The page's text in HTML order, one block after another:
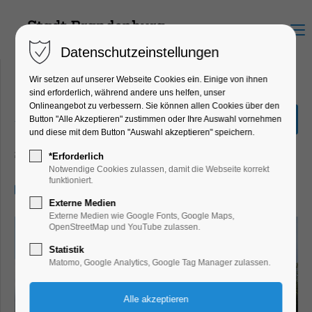
Menu
„Große Seenrundfahrt mit
Kanincheninsel“ 2,5 Std.
Schiffrundfahrt
Datenschutzeinstellungen
Wir setzen auf unserer Webseite Cookies ein. Einige von ihnen
sind erforderlich, während andere uns helfen, unser
Onlineangebot zu verbessern. Sie können allen Cookies über den
Button "Alle Akzeptieren" zustimmen oder Ihre Auswahl vornehmen
und diese mit dem Button "Auswahl akzeptieren" speichern.
*Erforderlich
Notwendige Cookies zulassen, damit die Webseite korrekt
funktioniert.
Externe Medien
Externe Medien wie Google Fonts, Google Maps,
OpenStreetMap und YouTube zulassen.
Statistik
Matomo, Google Analytics, Google Tag Manager zulassen.